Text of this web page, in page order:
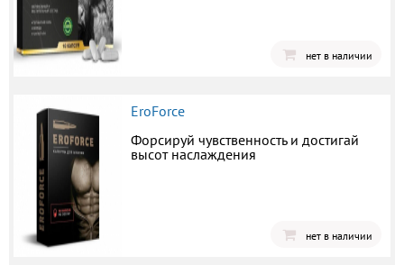
нет в наличии
EroForce
Форсируй чувственность и достигай
высот наслаждения
нет в наличии